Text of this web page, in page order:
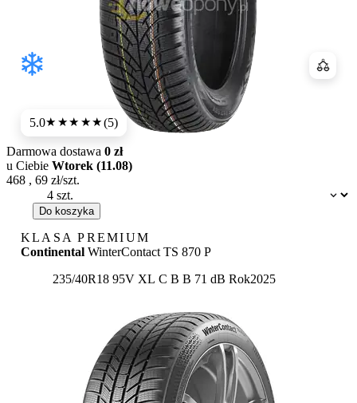
5.0★★★★★(5)
Dostępność:
Darmowa dostawa 0 zł
u Ciebie Wtorek (11.08)
468 , 69 zł/szt.
Do koszyka
KLASA PREMIUM
Continental WinterContact TS 870 P
235/40R18 95V XL Etykieta:
C B B 71 dB Rok2025